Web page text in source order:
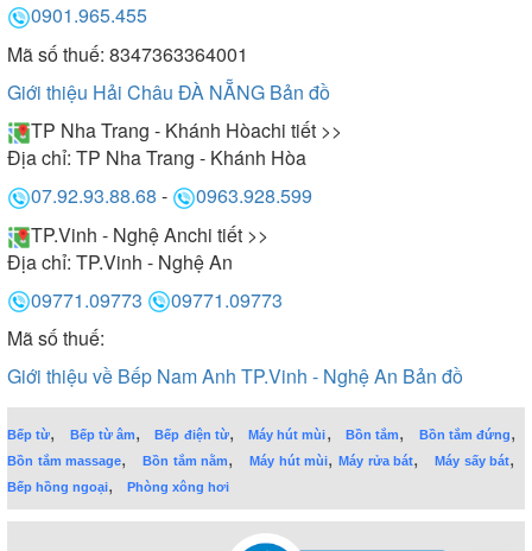
0901.965.455
Mã số thuế: 8347363364001
Giới thiệu Hải Châu ĐÀ NẴNG Bản đồ
TP Nha Trang - Khánh Hòachi tiết >>
Địa chỉ: TP Nha Trang - Khánh Hòa
07.92.93.88.68 -
0963.928.599
TP.Vinh - Nghệ Anchi tiết >>
Địa chỉ: TP.Vinh - Nghệ An
09771.09773
09771.09773
Mã số thuế:
Giới thiệu về Bếp Nam Anh TP.Vinh - Nghệ An Bản đồ
Bếp từ, Bếp từ âm,Bếp điện từ,Máy hút mùi, Bồn tắm, Bồn tắm đứng,
Bồn tắm massage,Bồn tắm nằm,Máy hút mùi,Máy rửa bát,Máy sấy bát,
Bếp hồng ngoại, Phòng xông hơi